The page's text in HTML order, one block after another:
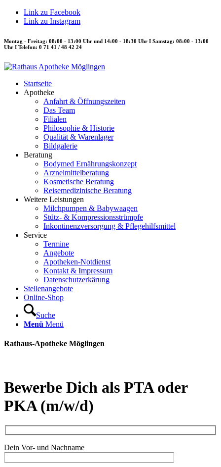
Link zu Facebook
Link zu Instagram
Montag - Freitag: 08:00 - 13:00 Uhr und 14:00 - 18:30 Uhr I Samstag: 08:00 - 13:00
Uhr I Telefon: 0 71 41 / 48 42 24
Startseite
Apotheke
Anfahrt & Öffnungszeiten
Das Team
Filialen
Philosophie & Historie
Qualität & Warenlager
Bildgalerie
Beratung
Bodymed Ernährungskonzept
Arzneimittelberatung
Kosmetische Beratung
Reisemedizinische Beratung
Weitere Leistungen
Milchpumpen & Babywaagen
Stütz- & Kompressionsstrümpfe
Inkontinenzversorgung & Pflegehilfsmittel
Service
Termine
Angebote
Apotheken-Notdienst
Kontakt & Impressum
Datenschutzerkärung
Stellenangebote
Online-Shop
Suche
Menü Menü
Rathaus-Apotheke Möglingen
Bewerbe Dich als PTA oder
PKA (m/w/d)
Dein Vor- und Nachname